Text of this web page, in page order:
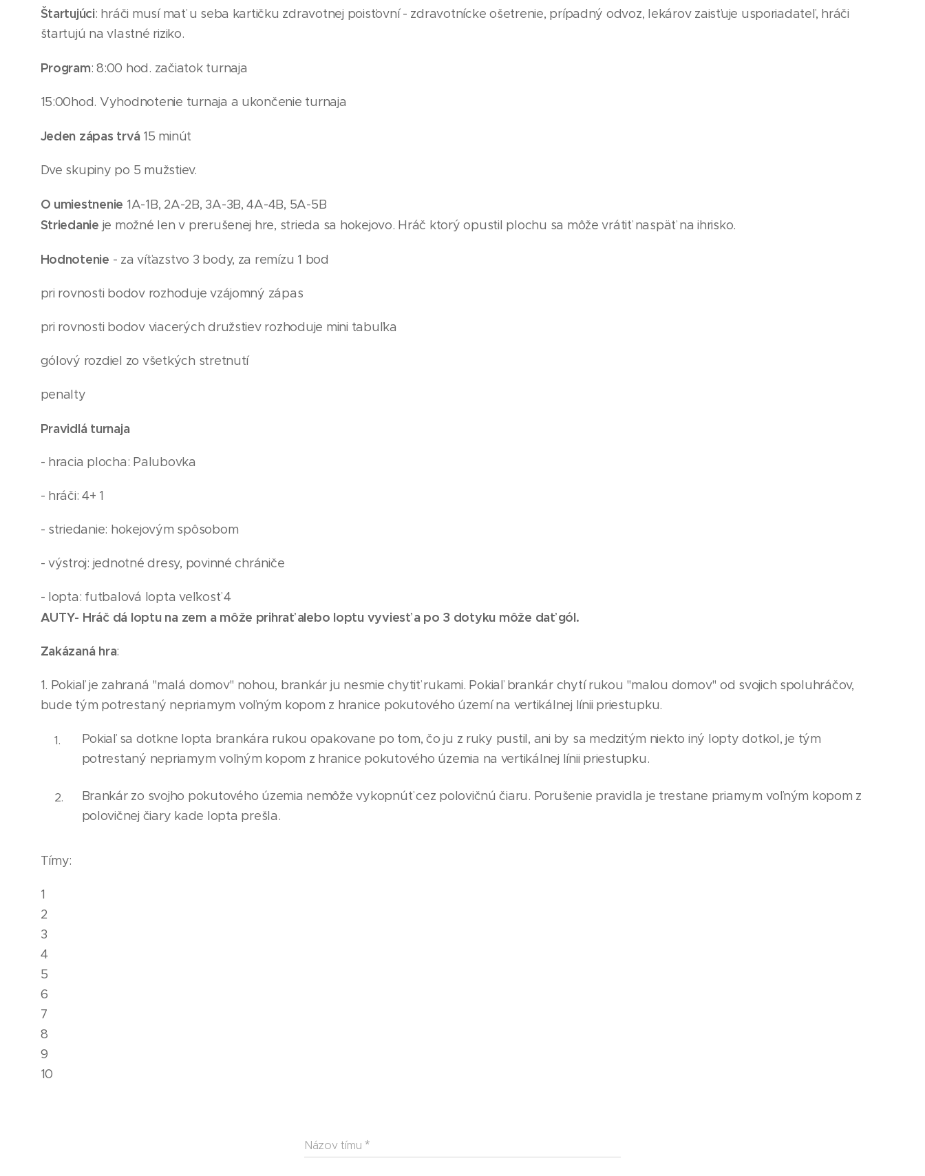
Štartujúci: hráči musí mať u seba kartičku zdravotnej poisťovní - zdravotnícke ošetrenie, prípadný odvoz, lekárov zaisťuje usporiadateľ, hráči
štartujú na vlastné riziko.
Program: 8:00 hod. začiatok turnaja
15:00hod. Vyhodnotenie turnaja a ukončenie turnaja
Jeden zápas trvá15 minút
Dve skupiny po 5 mužstiev.
O umiestnenie 1A-1B, 2A-2B, 3A-3B, 4A-4B, 5A-5B
Striedanie je možné len v prerušenej hre, strieda sa hokejovo. Hráč ktorý opustil plochu sa môže vrátiť naspäť na ihrisko.
Hodnotenie - za víťazstvo 3 body, za remízu 1 bod
pri rovnosti bodov rozhoduje vzájomný zápas
pri rovnosti bodov viacerých družstiev rozhoduje mini tabuľka
gólový rozdiel zo všetkých stretnutí
penalty
Pravidlá turnaja
- hracia plocha: Palubovka
- hráči: 4+ 1
- striedanie: hokejovým spôsobom
- výstroj: jednotné dresy, povinné chrániče
- lopta: futbalová lopta veľkosť 4
AUTY- Hráč dá loptu na zem a môže prihrať alebo loptu vyviesť a po 3 dotyku môže dať gól.
Zakázaná hra:
1. Pokiaľ je zahraná "malá domov" nohou, brankár ju nesmie chytiť rukami. Pokiaľ brankár chytí rukou "malou domov" od svojich spoluhráčov,
bude tým potrestaný nepriamym voľným kopom z hranice pokutového území na vertikálnej línii priestupku.
Pokiaľ sa dotkne lopta brankára rukou opakovane po tom, čo ju z ruky pustil, ani by sa medzitým niekto iný lopty dotkol, je tým
potrestaný nepriamym voľným kopom z hranice pokutového územia na vertikálnej línii priestupku.
Brankár zo svojho pokutového územia nemôže vykopnúť cez polovičnú čiaru. Porušenie pravidla je trestane priamym voľným kopom z
polovičnej čiary kade lopta prešla.
Tímy:
1
2
3
4
5
6
7
8
9
10
Názov tímu